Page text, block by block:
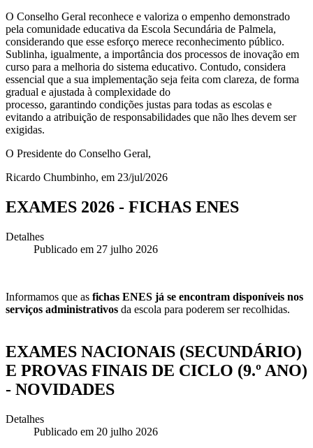
O Conselho Geral reconhece e valoriza o empenho demonstrado
pela comunidade educativa da Escola Secundária de Palmela,
considerando que esse esforço merece reconhecimento público.
Sublinha, igualmente, a importância dos processos de inovação em
curso para a melhoria do sistema educativo. Contudo, considera
essencial que a sua implementação seja feita com clareza, de forma
gradual e ajustada à complexidade do
processo, garantindo condições justas para todas as escolas e
evitando a atribuição de responsabilidades que não lhes devem ser
exigidas.
O Presidente do Conselho Geral,
Ricardo Chumbinho, em 23/jul/2026
EXAMES 2026 - FICHAS ENES
Detalhes
Publicado em 27 julho 2026
Informamos que as fichas ENES já se encontram disponíveis nos
serviços administrativos da escola para poderem ser recolhidas.
EXAMES NACIONAIS (SECUNDÁRIO)
E PROVAS FINAIS DE CICLO (9.º ANO)
- NOVIDADES
Detalhes
Publicado em 20 julho 2026